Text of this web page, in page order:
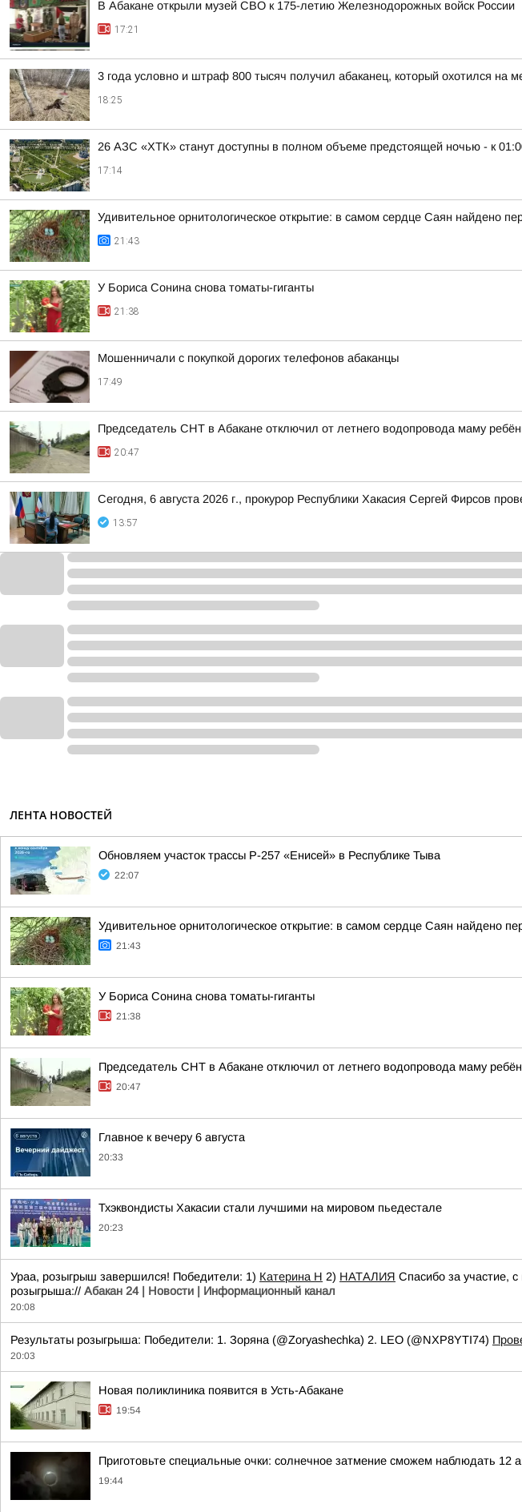
В Абакане открыли музей СВО к 175-летию Железнодорожных войск России
17:21
3 года условно и штраф 800 тысяч получил абаканец, который охотился на
18:25
26 АЗС «ХТК» станут доступны в полном объеме предстоящей ночью - к
17:14
Удивительное орнитологическое открытие: в самом сердце Саян найдено
21:43
У Бориса Сонина снова томаты-гиганты
21:38
Мошенничали с покупкой дорогих телефонов абаканцы
17:49
Председатель СНТ в Абакане отключил от летнего водопровода маму
20:47
Сегодня, 6 августа 2026 г., прокурор Республики Хакасия Сергей Фирсов
13:57
ЛЕНТА НОВОСТЕЙ
Обновляем участок трассы Р-257 «Енисей» в Республике Тыва
22:07
Удивительное орнитологическое открытие: в самом сердце Саян найдено
21:43
У Бориса Сонина снова томаты-гиганты
21:38
Председатель СНТ в Абакане отключил от летнего водопровода маму
20:47
Главное к вечеру 6 августа
20:33
Тхэквондисты Хакасии стали лучшими на мировом пьедестале
20:23
Ураа, розыгрыш завершился! Победители: 1) Катерина Н 2) НАТАЛИЯ Спасибо за участие,
розыгрыша:// Абакан 24 | Новости | Информационный канал
20:08
Результаты розыгрыша: Победители: 1. Зоряна (@Zoryashechka) 2. LEO (@NXP8YTI74)
20:03
Новая поликлиника появится в Усть-Абакане
19:54
Приготовьте специальные очки: солнечное затмение сможем наблюдать 12
19:44